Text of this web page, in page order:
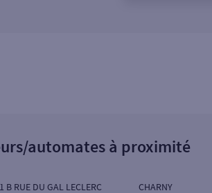
automates à proximité
B RUE DU GAL LECLERC CHARNY